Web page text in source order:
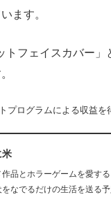
ます。
フェイスカバー」
プログラムによる収益を
米
品とホラーゲームを愛す
なでるだけの生活を送る